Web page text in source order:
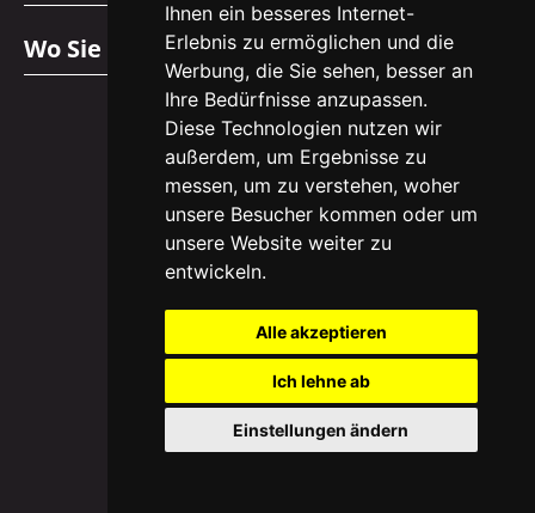
Ihnen ein besseres Internet-
Erlebnis zu ermöglichen und die
Werbung, die Sie sehen, besser an
Ihre Bedürfnisse anzupassen.
Diese Technologien nutzen wir
außerdem, um Ergebnisse zu
messen, um zu verstehen, woher
unsere Besucher kommen oder um
unsere Website weiter zu
entwickeln.
Alle akzeptieren
Ich lehne ab
Einstellungen ändern
Wo Sie uns finden
Copyright © 2026 EasyHomes.at